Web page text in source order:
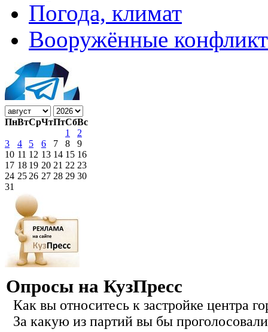
Погода, климат
Вооружённые
ПнВтСрЧтПтСбВс
1
2
3
4 5 6 7 8
9
10 11 12 13 14 15 16
17 18 19 20 21 22 23
24 25 26 27 28 29 30
31
Опросы на КузПресс
Как вы относитесь к застройке центра
За какую из партий вы бы